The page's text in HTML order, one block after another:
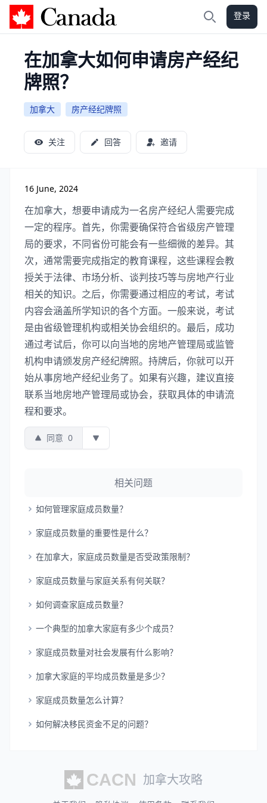
加拿大攻略 登录
在加拿大如何申请房产经纪
牌照？
加拿大 房产经纪牌照
关注 回答 邀请
16 June, 2024
在加拿大，想要申请成为一名房产经纪人需要完成
一定的程序。首先，你需要确保符合省级房产管理
局的要求，不同省份可能会有一些细微的差异。其
次，通常需要完成指定的教育课程，这些课程会教
授关于法律、市场分析、谈判技巧等与房地产行业
相关的知识。之后，你需要通过相应的考试，考试
内容会涵盖所学知识的各个方面。一般来说，考试
是由省级管理机构或相关协会组织的。最后，成功
通过考试后，你可以向当地的房地产管理局或监管
机构申请颁发房产经纪牌照。持牌后，你就可以开
始从事房地产经纪业务了。如果有兴趣，建议直接
联系当地房地产管理局或协会，获取具体的申请流
程和要求。
同意 0
相关问题
如何管理家庭成员数量？
家庭成员数量的重要性是什么？
在加拿大，家庭成员数量是否受政策限制？
家庭成员数量与家庭关系有何关联？
如何调查家庭成员数量？
一个典型的加拿大家庭有多少个成员？
家庭成员数量对社会发展有什么影响？
加拿大家庭的平均成员数量是多少？
家庭成员数量怎么计算？
如何解决移民资金不足的问题？
加拿大攻略